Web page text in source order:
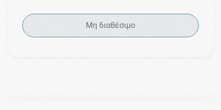
Μη διαθέσιμο